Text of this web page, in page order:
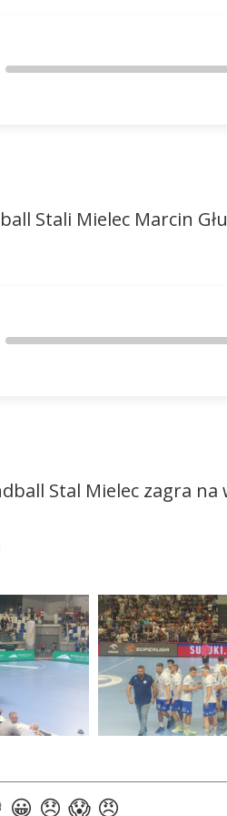
Stali Mielec Marcin
Stal Mielec zagra